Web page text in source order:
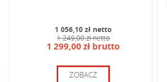
1 056,10 zł netto
1 249,00 zł netto
1 299,00 zł brutto
ZOBACZ